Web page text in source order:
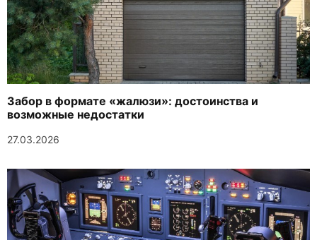
Забор в формате «жалюзи»: достоинства и
возможные недостатки
27.03.2026